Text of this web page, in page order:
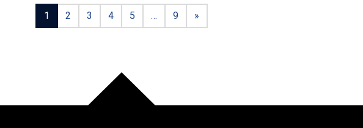
1 2 3 4 5 … 9 »